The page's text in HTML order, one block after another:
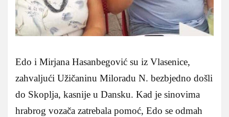
Edo i Mirjana Hasanbegović su iz Vlasenice,
zahvaljući Užičaninu Miloradu N. bezbjedno došli
do Skoplja, kasnije u Dansku. Kad je sinovima
hrabrog vozača zatrebala pomoć, Edo se odmah